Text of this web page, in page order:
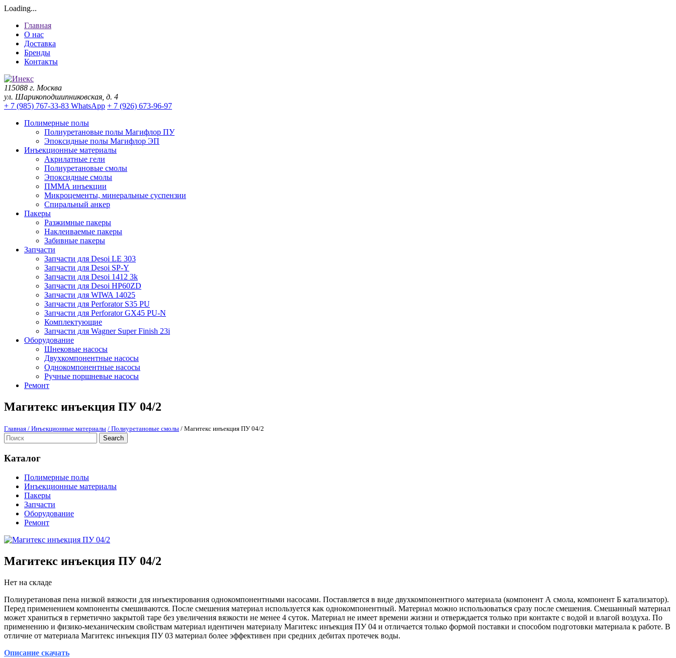
Loading...
Главная
О нас
Доставка
Бренды
Контакты
115088 г. Москва
ул. Шарикоподшипниковская, д. 4
+ 7 (985) 767-33-83 WhatsApp + 7 (926) 673-96-97
Полимерные полы
Полиуретановые полы Магифлор ПУ
Эпоксидные полы Магифлор ЭП
Инъекционные материалы
Акрилатные гели
Полиуретановые смолы
Эпоксидные смолы
ПММА инъекции
Микроцементы, минеральные суспензии
Спиральный анкер
Пакеры
Разжимные пакеры
Наклеиваемые пакеры
Забивные пакеры
Запчасти
Запчасти для Desoi LE 303
Запчасти для Desoi SP-Y
Запчасти для Desoi 1412 3k
Запчасти для Desoi HP60ZD
Запчасти для WIWA 14025
Запчасти для Perforator S35 PU
Запчасти для Perforator GX45 PU-N
Комплектующие
Запчасти для Wagner Super Finish 23i
Оборудование
Шнековые насосы
Двухкомпонентные насосы
Однокомпонентные насосы
Ручные поршневые насосы
Ремонт
Магитекс инъекция ПУ 04/2
Главная / Инъекционные материалы / Полиуретановые смолы / Магитекс инъекция ПУ 04/2
Каталог
Полимерные полы
Инъекционные материалы
Пакеры
Запчасти
Оборудование
Ремонт
Магитекс инъекция ПУ 04/2
Нет на складе
Полиуретановая пена низкой вязкости для инъектирования однокомпонентными насосами. Поставляется в виде двухкомпонентного материала (компонент А смола, компонент Б катализатор).
Перед применением компоненты смешиваются. После смешения материал используется как однокомпонентный. Материал можно использоваться сразу после смешения. Смешанный материал
может храниться в герметично закрытой таре без увеличения вязкости не менее 4 суток. Материал не имеет времени жизни и отверждается только при контакте с водой и влагой воздуха. По
применению и физико-механическим свойствам материал идентичен материалу Магитекс инъекция ПУ 04 и отличается только формой поставки и способом подготовки материала к работе. В
отличие от материала Магитекс инъекция ПУ 03 материал более эффективен при средних дебитах протечек воды.
Описание скачать